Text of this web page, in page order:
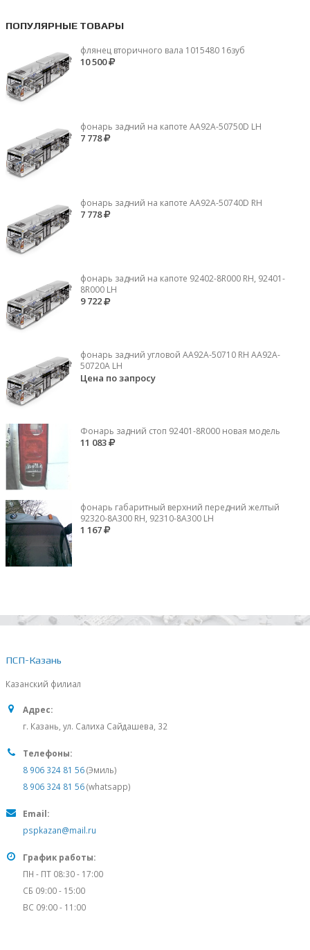
ПОПУЛЯРНЫЕ ТОВАРЫ
флянец вторичного вала 1015480 16зуб
10 500
фонарь задний на капоте AA92A-50750D LH
7 778
фонарь задний на капоте AA92A-50740D RH
7 778
фонарь задний на капоте 92402-8R000 RH, 92401-
8R000 LH
9 722
фонарь задний угловой AA92A-50710 RH AA92A-
50720A LH
Цена по запросу
Фонарь задний стоп 92401-8R000 новая модель
11 083
фонарь габаритный верхний передний желтый
92320-8A300 RH, 92310-8А300 LH
1 167
ПСП-Казань
Казанский филиал
Адрес:
г. Казань, ул. Салиха Сайдашева, 32
Телефоны:
8 906 324 81 56(Эмиль)
8 906 324 81 56(whatsapp)
Email:
pspkazan@mail.ru
График работы:
ПН - ПТ 08:30 - 17:00
СБ 09:00 - 15:00
ВС 09:00 - 11:00